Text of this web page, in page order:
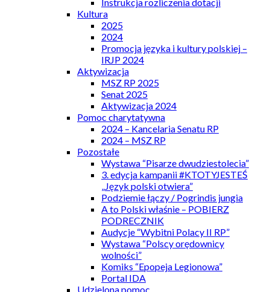
Kultura
2025
2024
Promocja języka i kultury polskiej –
IRJP 2024
Aktywizacja
MSZ RP 2025
Senat 2025
Aktywizacja 2024
Pomoc charytatywna
2024 – Kancelaria Senatu RP
2024 – MSZ RP
Pozostałe
Wystawa “Pisarze dwudziestolecia”
3. edycja kampanii #KTOTYJESTEŚ
„Język polski otwiera”
Podziemie łączy / Pogrindis jungia
A to Polski właśnie – POBIERZ
PODRECZNIK
Audycje “Wybitni Polacy II RP”
Wystawa “Polscy orędownicy
wolności”
Komiks “Epopeja Legionowa”
Portal IDA
Udzielona pomoc